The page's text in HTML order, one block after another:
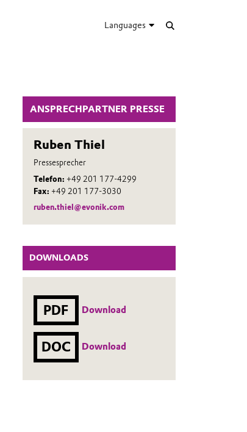
Languages
ANSPRECHPARTNER PRESSE
Ruben Thiel
Pressesprecher
Telefon: +49 201 177-4299
Fax: +49 201 177-3030
ruben.thiel@evonik.com
DOWNLOADS
PDF Download
DOC Download